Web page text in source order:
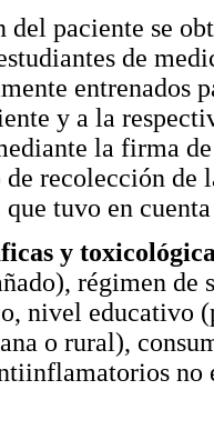
paciente se
de
entrenados
y a la
la firma
recolección de
tuvo en
y
régimen
nivel educativo
o rural),
no